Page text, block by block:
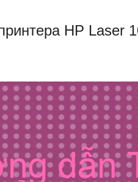
HP Laser